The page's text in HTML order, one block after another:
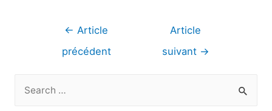
Navigation
l’article
← Article
précédent
Article
suivant →